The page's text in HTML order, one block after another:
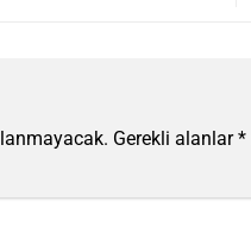
Gerekli alanlar*